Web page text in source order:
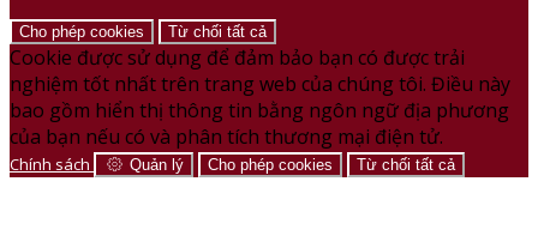
Cho phép cookies Từ chối tất cả
Cookie được sử dụng để đảm bảo bạn có được trải
nghiệm tốt nhất trên trang web của chúng tôi. Điều này
bao gồm hiển thị thông tin bằng ngôn ngữ địa phương
của bạn nếu có và phân tích thương mại điện tử.
Chính sách Quản lý Cho phép cookies Từ chối tất cả